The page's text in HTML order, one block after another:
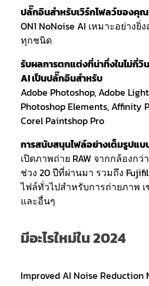
ปลั๊กอินสำหรับเวิร์กโฟลว์ของคุณ
ON1 NoNoise AI เหมาะอย่างยิ่
ทุกชนิด
รับผลการตกแต่งที่น่าทึ่งในไม่กี่วิ
AI เป็นปลั๊กอินสำหรับ
Adobe Photoshop, Adobe
Photoshop Elements, Affinity
Corel Paintshop Pro
การสนับสนุนไฟล์อย่างเต็มรูปแบ
เปิดภาพถ่าย RAW จากกล้องก
ช่วง 20 ปีที่ผ่านมา รวมถึง
ไฟล์ทั่วไปสำหรับการถ่ายภาพ เช่
และอื่นๆ
มีอะไรใหม่ใน 2024
Improved AI Noise Reduction